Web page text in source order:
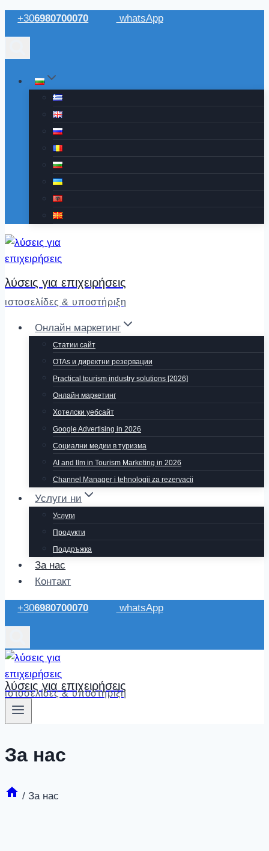
Към
съдържанието
+306980700070 whatsApp
λύσεις για επιχειρήσεις
ιστοσελίδες & υποστήριξη
Онлайн маркетинг
Статии сайт
OTAs и директни резервации
Practical tourism industry solutions [2026]
Онлайн маркетинг
Хотелски уебсайт
Google Advertising in 2026
Социални медии в туризма
AI and llm in Tourism Marketing in 2026
Channel Manager i tehnologii za rezervacii
Услуги ни
Услуги
Продукти
Поддръжка
За нас
Контакт
+306980700070 whatsApp
λύσεις για επιχειρήσεις
ιστοσελίδες & υποστήριξη
За нас
/ За нас